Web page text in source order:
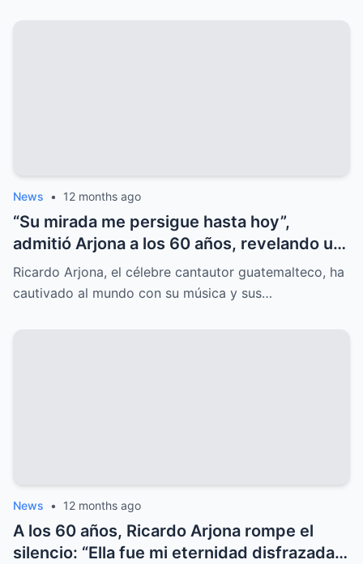
News • 12 months ago
“Su mirada me persigue hasta hoy”,
admitió Arjona a los 60 años, revelando un
amor oculto que lo marcó para siempre.
Ricardo Arjona, el célebre cantautor guatemalteco, ha
cautivado al mundo con su música y sus…
News • 12 months ago
A los 60 años, Ricardo Arjona rompe el
silencio: “Ella fue mi eternidad disfrazada